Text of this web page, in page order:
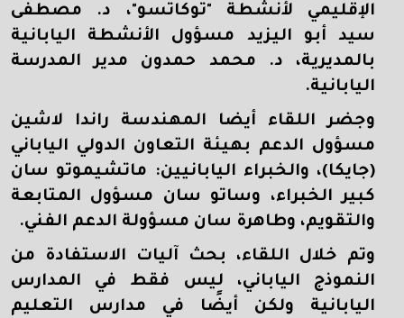
الإقليمي لأنشطة "توكاتسو"، د. مصطفى
سيد أبو اليزيد مسؤول الأنشطة اليابانية
بالمديرية، د. محمد حمدون مدير المدرسة
اليابانية.
وجضر اللقاء أيضا المهندسة راندا لاشين
مسؤول الدعم بهيئة التعاون الدولي الياباني
(جايكا)، والخبراء اليابانيين: ماتشيموتو سان
كبير الخبراء، وساتو سان مسؤول المتابعة
والتقويم، وطاهرة سان مسؤولة الدعم الفني.
وتم خلال اللقاء، بحث آليات الاستفادة من
النموذج الياباني، ليس فقط في المدارس
اليابانية ولكن أيضًا في مدارس التعليم